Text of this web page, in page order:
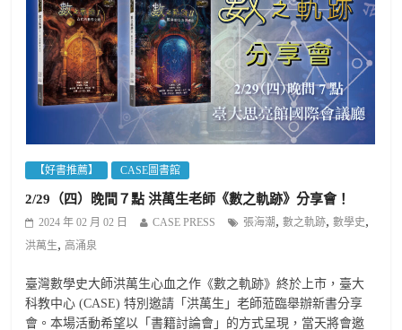
【好書推薦】 CASE圖書館
2/29（四）晚間７點 洪萬生老師《數之軌跡》分享會！
2024 年 02 月 02 日 CASE PRESS 張海潮,數之軌跡,數學史,
洪萬生,高涌泉
臺灣數學史大師洪萬生心血之作《數之軌跡》終於上市，臺大
科教中心 (CASE) 特別邀請「洪萬生」老師蒞臨舉辦新書分享
會。本場活動希望以「書籍討論會」的方式呈現，當天將會邀